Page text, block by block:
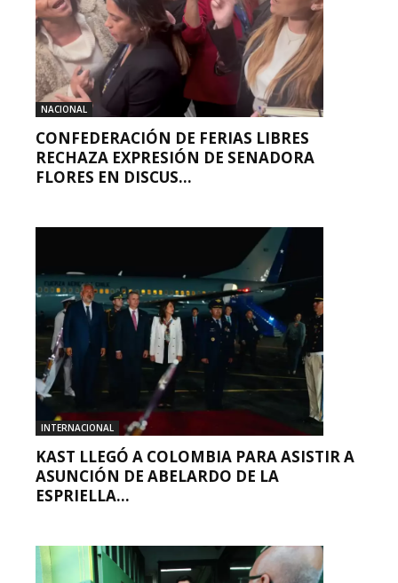
NACIONAL
CONFEDERACIÓN DE FERIAS LIBRES
RECHAZA EXPRESIÓN DE SENADORA
FLORES EN DISCUS...
INTERNACIONAL
KAST LLEGÓ A COLOMBIA PARA ASISTIR A
ASUNCIÓN DE ABELARDO DE LA
ESPRIELLA...